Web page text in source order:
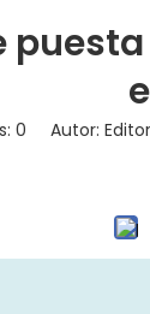
0 Autor: Editor